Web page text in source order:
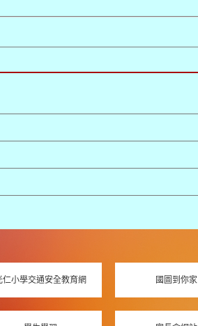
仁小學交通安全教育網 國圖到你家